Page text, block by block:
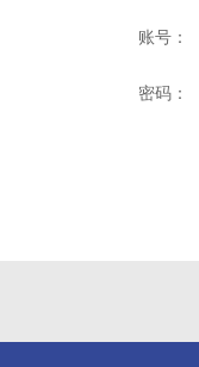
账号：
密码：